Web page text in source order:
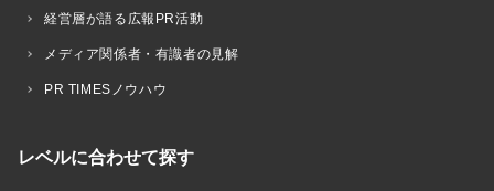
経営層が語る広報PR活動
メディア関係者・有識者の見解
PR TIMESノウハウ
レベルに合わせて探す